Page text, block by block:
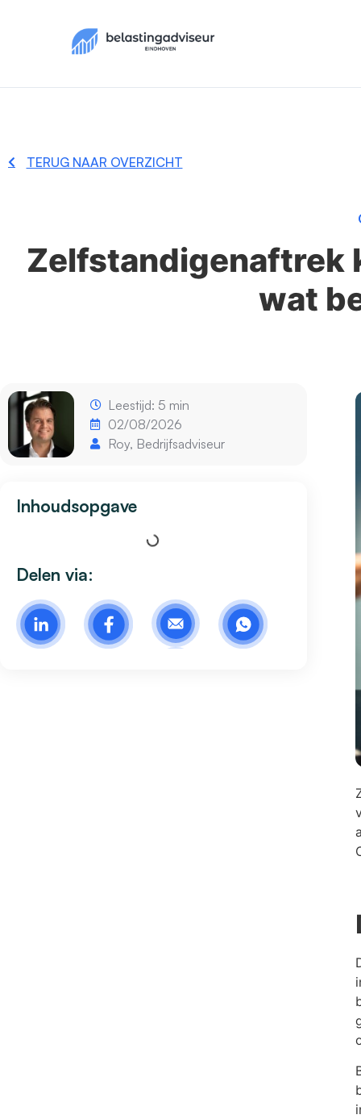
TERUG NAAR OVERZICHT
Zelfstandigenaftrek
wat
Leestijd: 5 min
02/08/2026
Roy, Bedrijfsadviseur
Inhoudsopgave
Delen via: